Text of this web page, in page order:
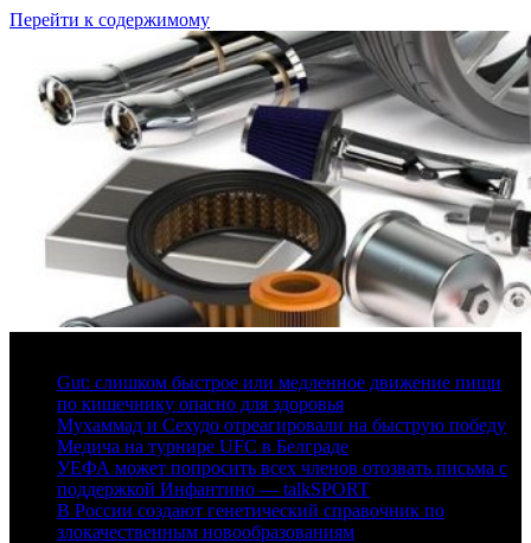
Перейти к содержимому
Gut: слишком быстрое или медленное движение пищи
по кишечнику опасно для здоровья
Мухаммад и Сехудо отреагировали на быструю победу
Медича на турнире UFC в Белграде
УЕФА может попросить всех членов отозвать письма с
поддержкой Инфантино — talkSPORT
В России создают генетический справочник по
злокачественным новообразованиям